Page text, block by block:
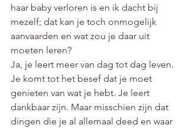
haar baby verloren is en ik dacht bij
mezelf; dat kan je toch onmogelijk
aanvaarden en wat zou je daar uit
moeten leren?
Ja, je leert meer van dag tot dag leven.
Je komt tot het besef dat je moet
genieten van wat je hebt. Je leert
dankbaar zijn. Maar misschien zijn dat
dingen die je al allemaal deed en waar